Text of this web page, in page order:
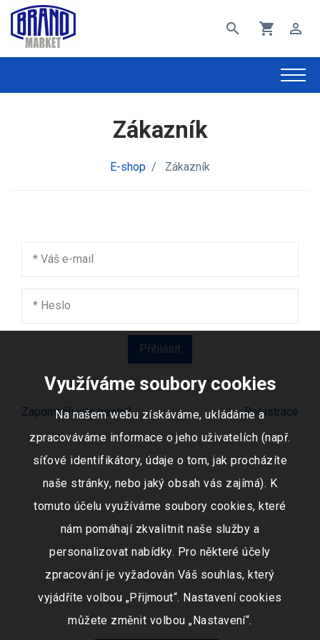
search shopping_cart perm_identity
Zákazník
E-shop / Zákazník
* Váš e-mail
* Heslo
Zapomněli jste heslo? Registrace
Využíváme soubory cookies
Na našem webu získáváme, ukládáme a
zpracováváme informace o jeho uživatelích (např.
síťové identifikátory, údaje o tom, jak procházíte
naše stránky, nebo jaký obsah vás zajímá). K
tomuto účelu využíváme soubory cookies, které
nám pomáhají zkvalitnit naše služby a
personalizovat nabídky. Pro některé účely
zpracování je vyžadován Váš souhlas, který
vyjádříte volbou „Přijmout“. Nastavení cookies
můžete změnit volbou „Nastavení“.